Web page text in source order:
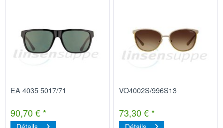
EA 4035 5017/71
90,70 € *
VO4002S/996S13
73,30 € *